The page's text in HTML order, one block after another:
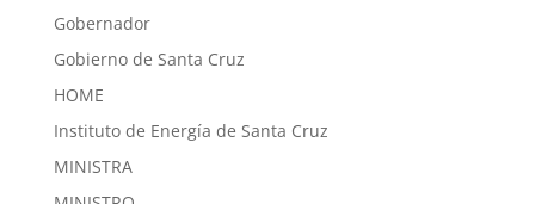
Gobernador
Gobierno de Santa Cruz
HOME
Instituto de Energía de Santa Cruz
MINISTRA